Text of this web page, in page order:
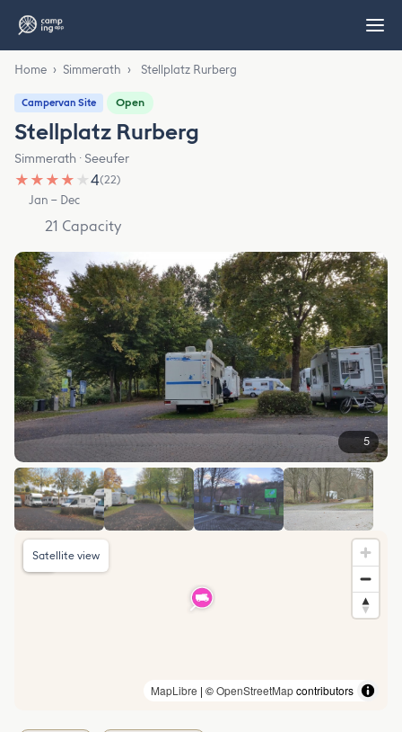
Home › Simmerath › Stellplatz Rurberg
Campervan Site Open
Stellplatz Rurberg
Simmerath · Seeufer
★ ★ ★ ★ ★4(22)
Jan – Dec
21 Capacity
5
MapLibre | ©OpenStreetMapcontributors
Satellite view